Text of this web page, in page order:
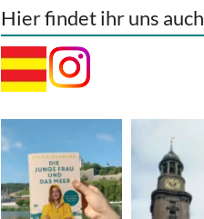
Hier findet ihr uns auch